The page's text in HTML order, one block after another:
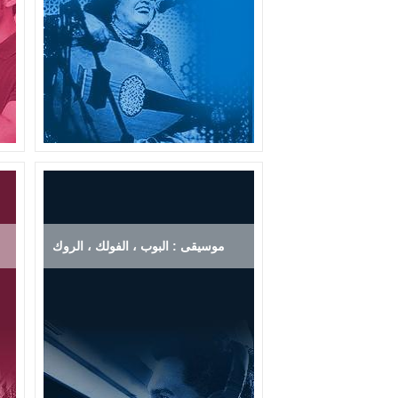
موسيقى : البوب ، الفولك ، الروك